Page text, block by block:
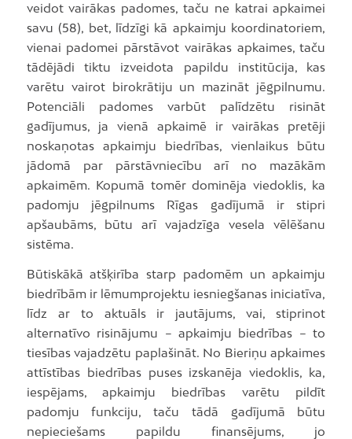
veidot vairākas padomes, taču ne katrai apkaimei
savu (58), bet, līdzīgi kā apkaimju koordinatoriem,
vienai padomei pārstāvot vairākas apkaimes, taču
tādējādi tiktu izveidota papildu institūcija, kas
varētu vairot birokrātiju un mazināt jēgpilnumu.
Potenciāli padomes varbūt palīdzētu risināt
gadījumus, ja vienā apkaimē ir vairākas pretēji
noskaņotas apkaimju biedrības, vienlaikus būtu
jādomā par pārstāvniecību arī no mazākām
apkaimēm. Kopumā tomēr dominēja viedoklis, ka
padomju jēgpilnums Rīgas gadījumā ir stipri
apšaubāms, būtu arī vajadzīga vesela vēlēšanu
sistēma.
Būtiskākā atšķirība starp padomēm un apkaimju
biedrībām ir lēmumprojektu iesniegšanas iniciatīva,
līdz ar to aktuāls ir jautājums, vai, stiprinot
alternatīvo risinājumu – apkaimju biedrības – to
tiesības vajadzētu paplašināt. No Bieriņu apkaimes
attīstības biedrības puses izskanēja viedoklis, ka,
iespējams, apkaimju biedrības varētu pildīt
padomju funkciju, taču tādā gadījumā būtu
nepieciešams papildu finansējums, jo